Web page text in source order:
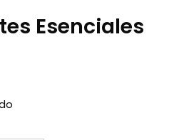
Esenciales